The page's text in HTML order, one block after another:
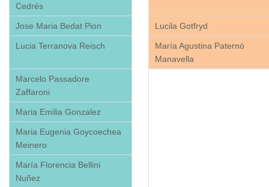
Cedrés
Jose Maria Bedat Pion Lucila Gotfryd
Lucia Terranova Reisch
María Agustina Paternó
Manavella
Marcelo Passadore
Zaffaroni
Maria Emilia Gonzalez
Maria Eugenia Goycoechea
Meinero
María Florencia Bellini
Nuñez